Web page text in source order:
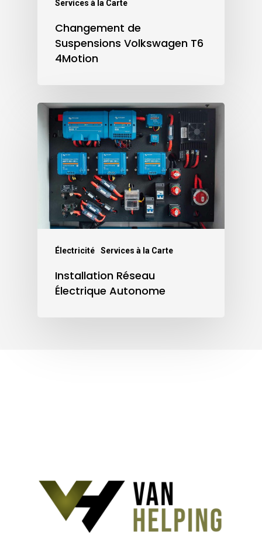
Services à la Carte
Changement de
Suspensions Volkswagen T6
4Motion
Électricité Services à la Carte
Installation Réseau
Électrique Autonome